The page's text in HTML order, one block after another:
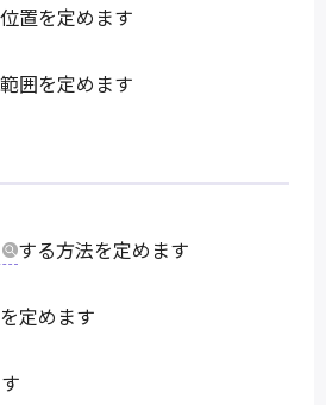
置を定めます
囲を定めます
する方法を定めます
定めます